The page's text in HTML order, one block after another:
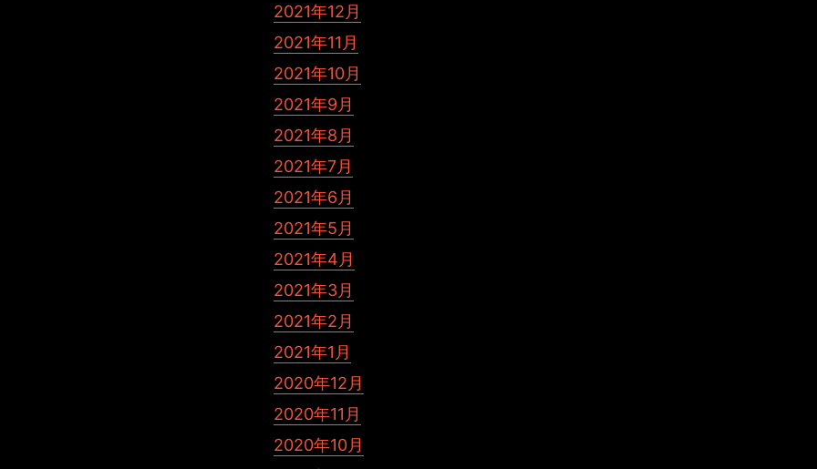
2021年12月
2021年11月
2021年10月
2021年9月
2021年8月
2021年7月
2021年6月
2021年5月
2021年4月
2021年3月
2021年2月
2021年1月
2020年12月
2020年11月
2020年10月